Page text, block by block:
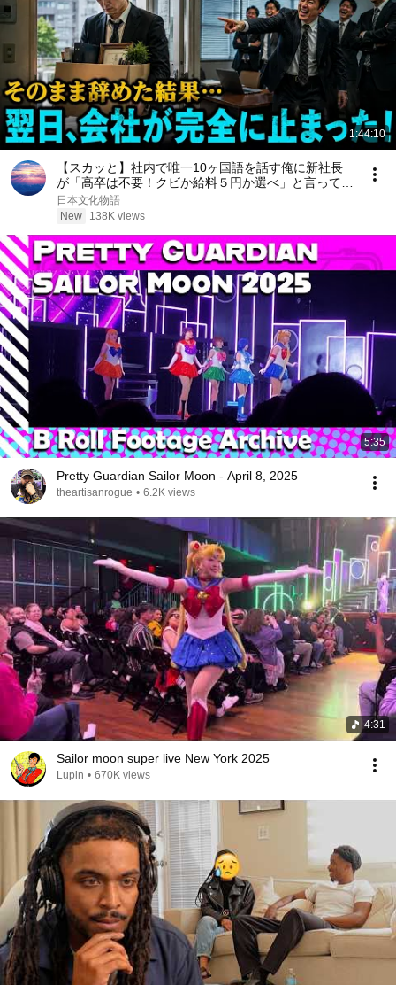
1:44:10
【スカッと】社内で唯一10ヶ国語を話す俺に新社長
が「高卒は不要！クビか給料５円か選べ」と言ってき
た。そのまま辞めた結果
日本文化物語
New
138K views
5:35
Pretty Guardian Sailor Moon - April 8, 2025
theartisanrogue • 6.2K views
4:31
Sailor moon super live New York 2025
Lupin • 670K views